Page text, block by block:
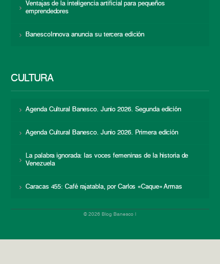
Ventajas de la inteligencia artificial para pequeños
emprendedores
BanescoInnova anuncia su tercera edición
CULTURA
Agenda Cultural Banesco. Junio 2026. Segunda edición
Agenda Cultural Banesco. Junio 2026. Primera edición
La palabra ignorada: las voces femeninas de la historia de
Venezuela
Caracas 455: Café rajatabla, por Carlos «Caque» Armas
© 2026 Blog Banesco |